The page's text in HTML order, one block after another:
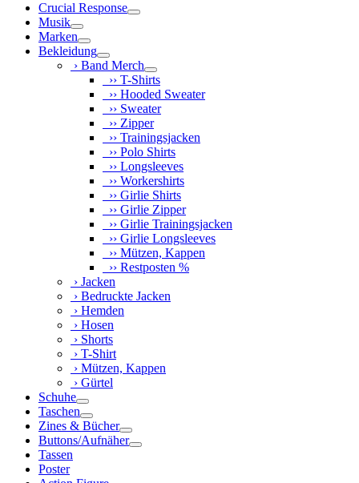
Crucial Response
Musik
Marken
Bekleidung
› Band Merch
›› T-Shirts
›› Hooded Sweater
›› Sweater
›› Zipper
›› Trainingsjacken
›› Polo Shirts
›› Longsleeves
›› Workershirts
›› Girlie Shirts
›› Girlie Zipper
›› Girlie Trainingsjacken
›› Girlie Longsleeves
›› Mützen, Kappen
›› Restposten %
› Jacken
› Bedruckte Jacken
› Hemden
› Hosen
› Shorts
› T-Shirt
› Mützen, Kappen
› Gürtel
Schuhe
Taschen
Zines & Bücher
Buttons/Aufnäher
Tassen
Poster